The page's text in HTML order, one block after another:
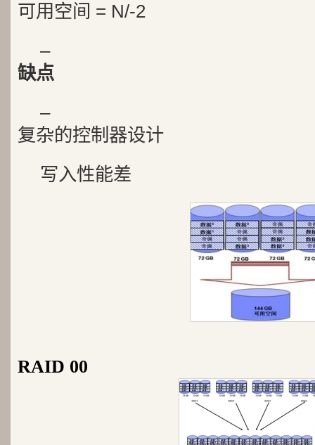
可用空间 = N/-2
–
缺点
–
复杂的控制器设计
写入性能差
RAID 00